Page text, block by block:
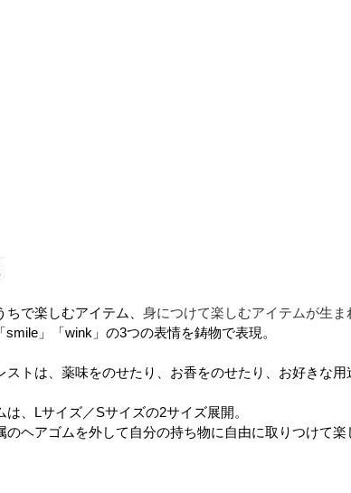
で楽しむアイテム、 身につけて楽しむアイテムが生ま
」「wink」の3つの表情を鋳物で表現。
トは、薬味をのせたり、お香をのせたり、お好きな用
、Lサイズ／Sサイズの2サイズ展開。
ヘアゴムを外して自分の持ち物に自由に取りつけて楽